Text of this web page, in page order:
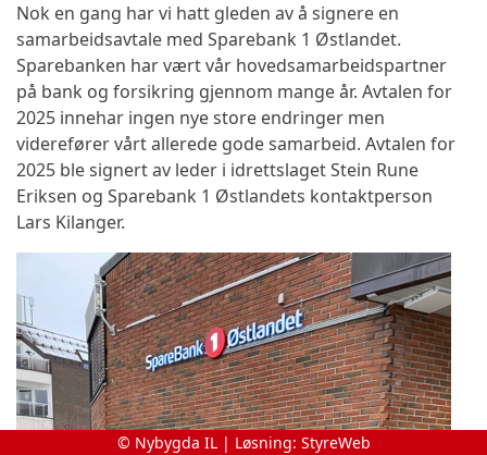
Nok en gang har vi hatt gleden av å signere en
samarbeidsavtale med Sparebank 1 Østlandet.
Sparebanken har vært vår hovedsamarbeidspartner
på bank og forsikring gjennom mange år. Avtalen for
2025 innehar ingen nye store endringer men
viderefører vårt allerede gode samarbeid. Avtalen for
2025 ble signert av leder i idrettslaget Stein Rune
Eriksen og Sparebank 1 Østlandets kontaktperson
Lars Kilanger.
© Nybygda IL | Løsning: StyreWeb